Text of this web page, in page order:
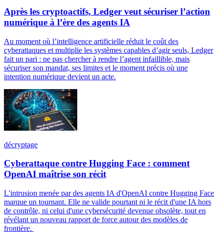
Après les cryptoactifs, Ledger veut sécuriser l’action
numérique à l’ère des agents IA
Au moment où l’intelligence artificielle réduit le coût des
cyberattaques et multiplie les systèmes capables d’agir seuls, Ledger
fait un pari : ne pas chercher à rendre l’agent infaillible, mais
sécuriser son mandat, ses limites et le moment précis où une
intention numérique devient un acte.
décryptage
Cyberattaque contre Hugging Face : comment
OpenAI maîtrise son récit
L'intrusion menée par des agents IA d'OpenAI contre Hugging Face
marque un tournant. Elle ne valide pourtant ni le récit d'une IA hors
de contrôle, ni celui d'une cybersécurité devenue obsolète, tout en
révélant un nouveau rapport de force autour des modèles de
frontière.